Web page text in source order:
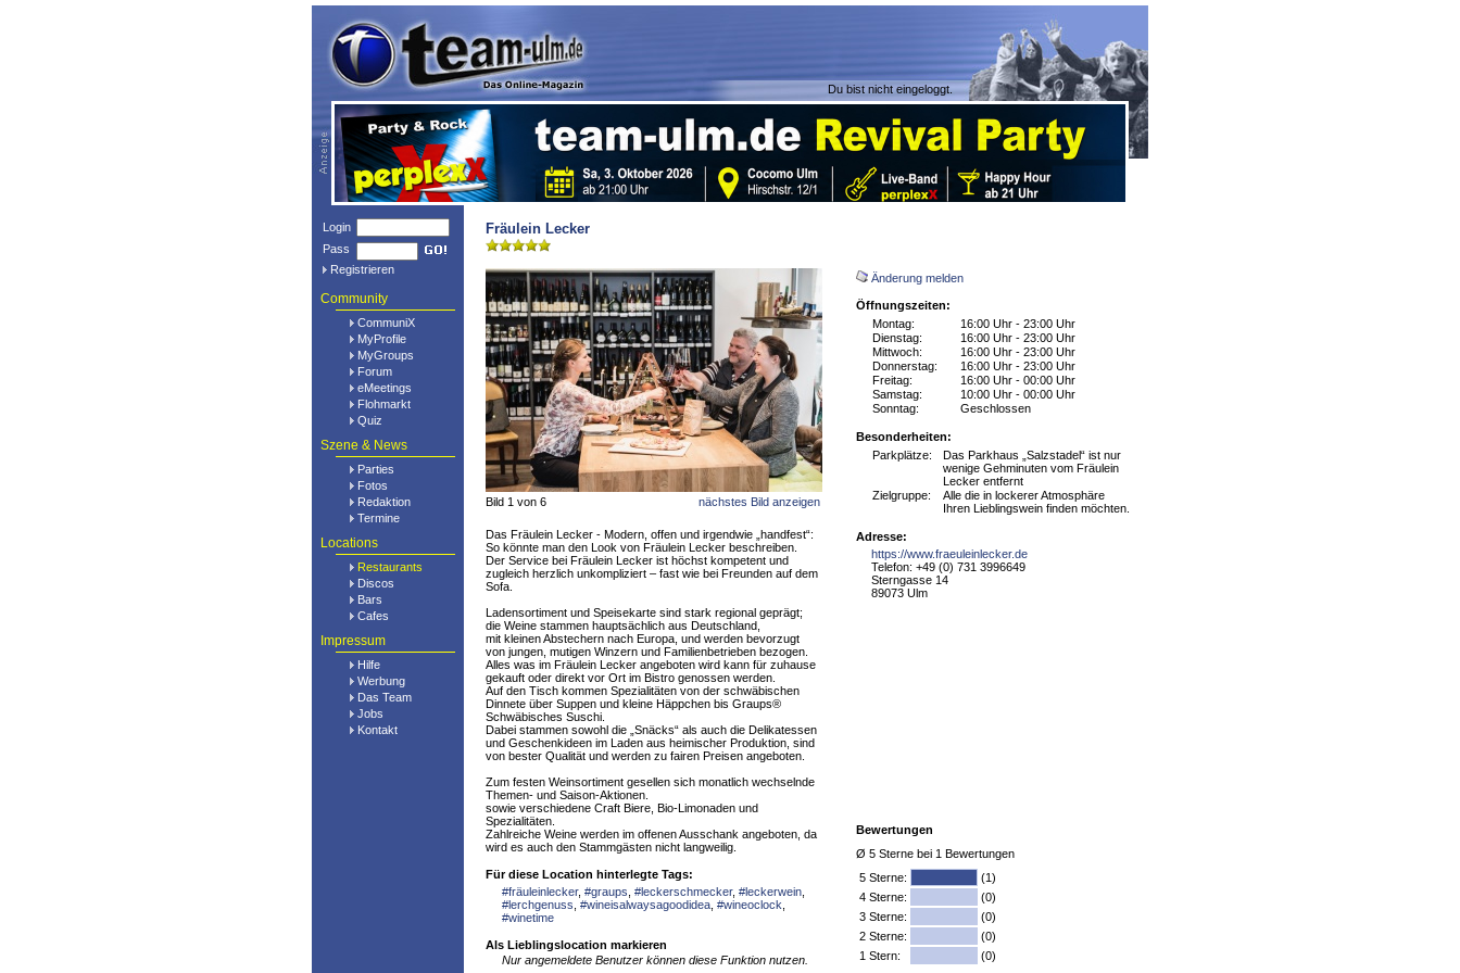
Du bist nicht eingeloggt.
Login
Pass
Registrieren
Community
CommuniX
MyProfile
MyGroups
Forum
eMeetings
Flohmarkt
Quiz
Szene & News
Parties
Fotos
Redaktion
Termine
Locations
Restaurants
Discos
Bars
Cafes
Impressum
Hilfe
Werbung
Das Team
Jobs
Kontakt
Fräulein Lecker
Änderung melden
Öffnungszeiten:
Montag:
16:00 Uhr - 23:00 Uhr
Dienstag:
16:00 Uhr - 23:00 Uhr
Mittwoch:
16:00 Uhr - 23:00 Uhr
Donnerstag:
16:00 Uhr - 23:00 Uhr
Freitag:
16:00 Uhr - 00:00 Uhr
Samstag:
10:00 Uhr - 00:00 Uhr
Sonntag:
Geschlossen
Besonderheiten:
Parkplätze: Das Parkhaus „Salzstadel“ ist nur
wenige Gehminuten vom Fräulein
Lecker entfernt
Zielgruppe:
Alle die in lockerer Atmosphäre
Ihren Lieblingswein finden möchten.
Adresse:
https://www.fraeuleinlecker.de
Telefon: +49 (0) 731 3996649
Sterngasse 14
89073 Ulm
Bewertungen
Ø 5 Sterne bei 1 Bewertungen
5 Sterne:
(1)
4 Sterne:
(0)
3 Sterne:
(0)
2 Sterne:
(0)
1 Stern:
(0)
Bild 1 von 6 nächstes Bild anzeigen
Das Fräulein Lecker - Modern, offen und irgendwie „handfest“:
So könnte man den Look von Fräulein Lecker beschreiben.
Der Service bei Fräulein Lecker ist höchst kompetent und
zugleich herzlich unkompliziert – fast wie bei Freunden auf dem
Sofa.
Ladensortiment und Speisekarte sind stark regional geprägt;
die Weine stammen hauptsächlich aus Deutschland,
mit kleinen Abstechern nach Europa, und werden bevorzugt
von jungen, mutigen Winzern und Familienbetrieben bezogen.
Alles was im Fräulein Lecker angeboten wird kann für zuhause
gekauft oder direkt vor Ort im Bistro genossen werden.
Auf den Tisch kommen Spezialitäten von der schwäbischen
Dinnete über Suppen und kleine Häppchen bis Graups®
Schwäbisches Suschi.
Dabei stammen sowohl die „Snäcks“ als auch die Delikatessen
und Geschenkideen im Laden aus heimischer Produktion, sind
von bester Qualität und werden zu fairen Preisen angeboten.
Zum festen Weinsortiment gesellen sich monatlich wechselnde
Themen- und Saison-Aktionen.
sowie verschiedene Craft Biere, Bio-Limonaden und
Spezialitäten.
Zahlreiche Weine werden im offenen Ausschank angeboten, da
wird es auch den Stammgästen nicht langweilig.
Für diese Location hinterlegte Tags:
#fräuleinlecker, #graups #leckerschmecker, #leckerwein
#lerchgenuss #wineisalwaysagoodidea #wineoclock
#winetime
Als Lieblingslocation markieren
Nur angemeldete Benutzer können diese Funktion nutzen.